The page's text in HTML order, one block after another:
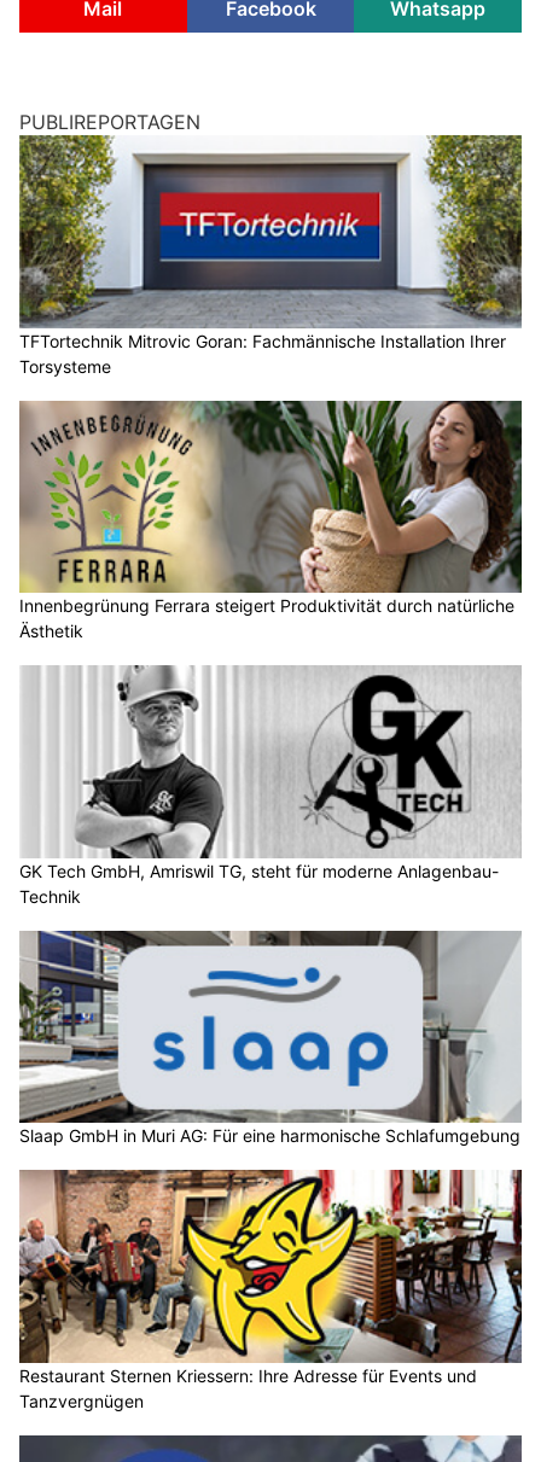
Mail Facebook Whatsapp
PUBLIREPORTAGEN
TFTortechnik Mitrovic Goran: Fachmännische Installation Ihrer
Torsysteme
Innenbegrünung Ferrara steigert Produktivität durch natürliche
Ästhetik
GK Tech GmbH, Amriswil TG, steht für moderne Anlagenbau-
Technik
Slaap GmbH in Muri AG: Für eine harmonische Schlafumgebung
Restaurant Sternen Kriessern: Ihre Adresse für Events und
Tanzvergnügen